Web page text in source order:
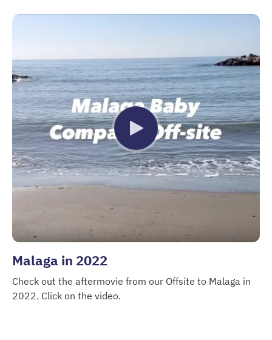
Malaga in 2022
Check out the aftermovie from our Offsite to Malaga in
2022. Click on the video.